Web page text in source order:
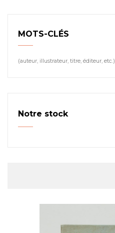
MOTS-CLÉS
(auteur, illustrateur, titre, éditeur, etc.)
Notre stock